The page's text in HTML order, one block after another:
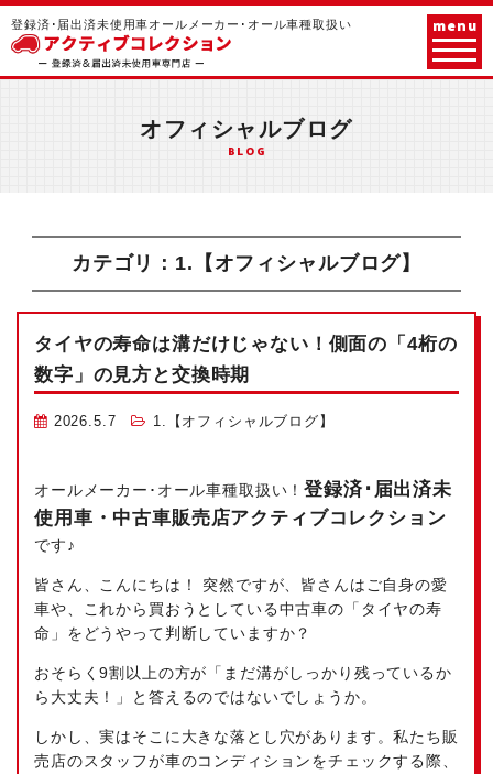
登録済･届出済未使用車オールメーカー･オール車種取扱い menu
オフィシャルブログ
BLOG
カテゴリ：1.【オフィシャルブログ】
タイヤの寿命は溝だけじゃない！側面の「4桁の
数字」の見方と交換時期
2026.5.7 1.【オフィシャルブログ】
オールメーカー･オール車種取扱い！登録済･届出済未
使用車・中古車販売店アクティブコレクション
です♪
皆さん、こんにちは！ 突然ですが、皆さんはご自身の愛
車や、これから買おうとしている中古車の「タイヤの寿
命」をどうやって判断していますか？
おそらく9割以上の方が「まだ溝がしっかり残っているか
ら大丈夫！」と答えるのではないでしょうか。
しかし、実はそこに大きな落とし穴があります。私たち販
売店のスタッフが車のコンディションをチェックする際、